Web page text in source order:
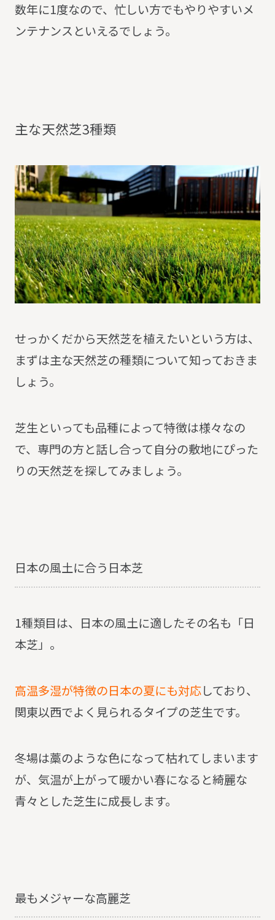
数年に1度なので、忙しい方でもやりやすいメ
ンテナンスといえるでしょう。
主な天然芝3種類
せっかくだから天然芝を植えたいという方は、
まずは主な天然芝の種類について知っておきま
しょう。
芝生といっても品種によって特徴は様々なの
で、専門の方と話し合って自分の敷地にぴった
りの天然芝を探してみましょう。
日本の風土に合う日本芝
1種類目は、日本の風土に適したその名も「日
本芝」。
高温多湿が特徴の日本の夏にも対応しており、
関東以西でよく見られるタイプの芝生です。
冬場は藁のような色になって枯れてしまいます
が、気温が上がって暖かい春になると綺麗な
青々とした芝生に成長します。
最もメジャーな高麗芝